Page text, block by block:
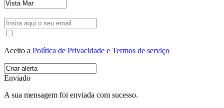
Aceito a Política de Privacidade e Termos de serviço
Enviado
A sua mensagem foi enviada com sucesso.